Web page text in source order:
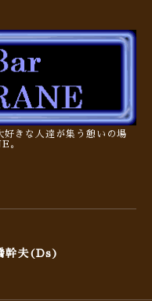
きな人達が集う憩いの場
。
夫(Ds)